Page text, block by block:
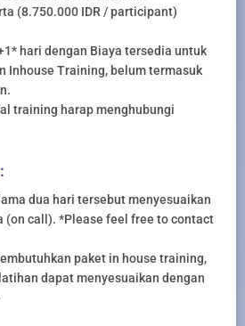
(8.750.000 IDR / participant)
hari dengan Biaya tersedia untuk
Inhouse Training, belum termasuk
training harap menghubungi
dua hari tersebut menyesuaikan
(on call). *Please feel free to contact
paket in house training,
dapat menyesuaikan dengan